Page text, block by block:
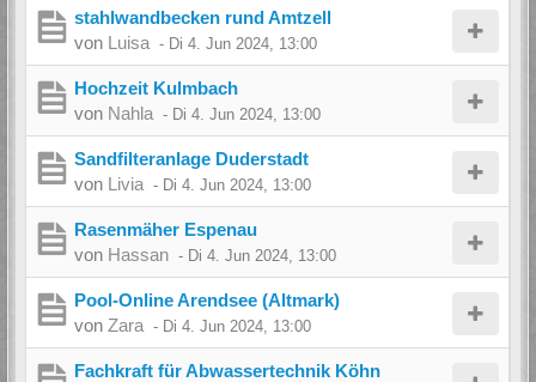
stahlwandbecken rund Amtzell
von Luisa - Di 4. Jun 2024, 13:00
Hochzeit Kulmbach
von Nahla - Di 4. Jun 2024, 13:00
Sandfilteranlage Duderstadt
von Livia - Di 4. Jun 2024, 13:00
Rasenmäher Espenau
von Hassan - Di 4. Jun 2024, 13:00
Pool-Online Arendsee (Altmark)
von Zara - Di 4. Jun 2024, 13:00
Fachkraft für Abwassertechnik Köhn